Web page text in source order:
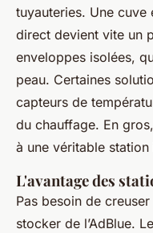
tuyauteries. Une
direct devient vite un
enveloppes isolées,
peau. Certaines
capteurs de
du chauffage. En
à une véritable station
L'avantage des
Pas besoin de
stocker de l’AdBlue.